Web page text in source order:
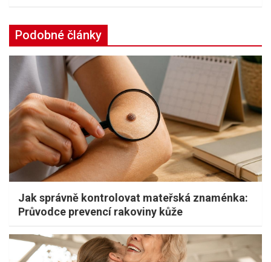
Podobné články
Jak správně kontrolovat mateřská znaménka:
Průvodce prevencí rakoviny kůže